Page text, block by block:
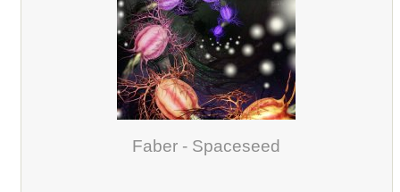
Faber - Spaceseed